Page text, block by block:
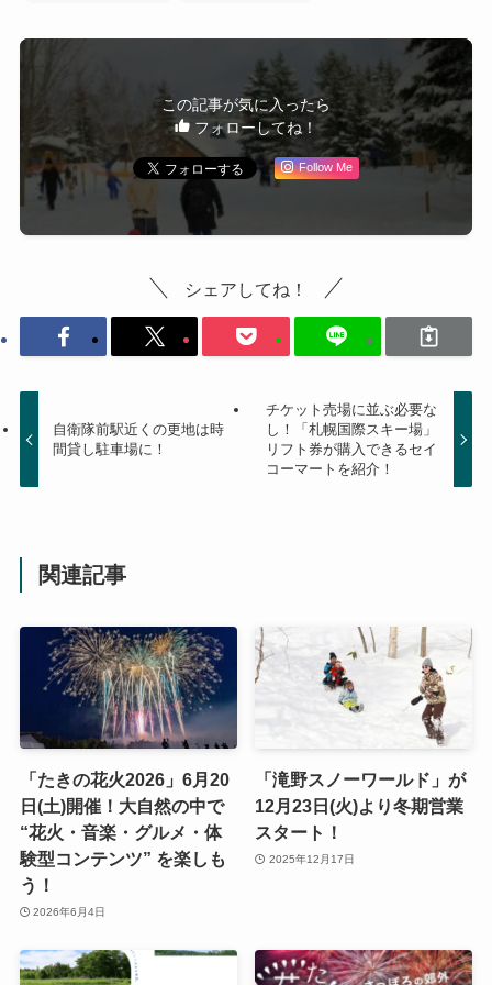
この記事が気に入ったら
フォローしてね！
Follow Me
シェアしてね！
自衛隊前駅近くの更地は時
間貸し駐車場に！
チケット売場に並ぶ必要な
し！「札幌国際スキー場」
リフト券が購入できるセイ
コーマートを紹介！
関連記事
「たきの花火2026」6月20
日(土)開催！大自然の中で
“花火・音楽・グルメ・体
験型コンテンツ” を楽しも
う！
2026年6月4日
「滝野スノーワールド」が
12月23日(火)より冬期営業
スタート！
2025年12月17日